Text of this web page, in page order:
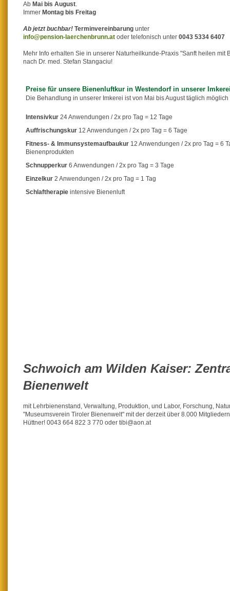
Ab Mai bis August.
ImmerMontag bis Freitag
Ab jetzt buchbar! Terminvereinbarungunter
info@pension-laerchenbrunn.atoder telefonisch unter 0043 5334 6407
Mehr Info erhalten Sie in unserer Naturheilkunde-Praxis "Sanft heilen mit
nach Dr. med. Stefan Stangaciu!
Preise für unsere Bienenluftkur in Westendorf in unserer
Die Behandlung in unserer Imkerei ist von Mai bis August täglich möglich
Intensivkur24 Anwendungen / 2x pro Tag = 12 Tage
Auffrischungskur12 Anwendungen / 2x pro Tag = 6 Tage
Fitness- & Immunsystemaufbaukur 12 Anwendungen / 2x pro Tag = 6
Bienenprodukten
Schnupperkur6 Anwendungen / 2x pro Tag = 3 Tage
Einzelkur2 Anwendungen / 2x pro Tag = 1 Tag
Schlaftherapieintensive Bienenluft
Schwoich am Wilden Kaiser:
Bienenwelt
mit Lehrbienenstand, Verwaltung, Produktion, und Labor, Forschung,
"Museumsverein Tiroler Bienenwelt" mit der derzeit über 8.000
Hüttner! 0043 664 822 3 770 oder tibi@aon.at